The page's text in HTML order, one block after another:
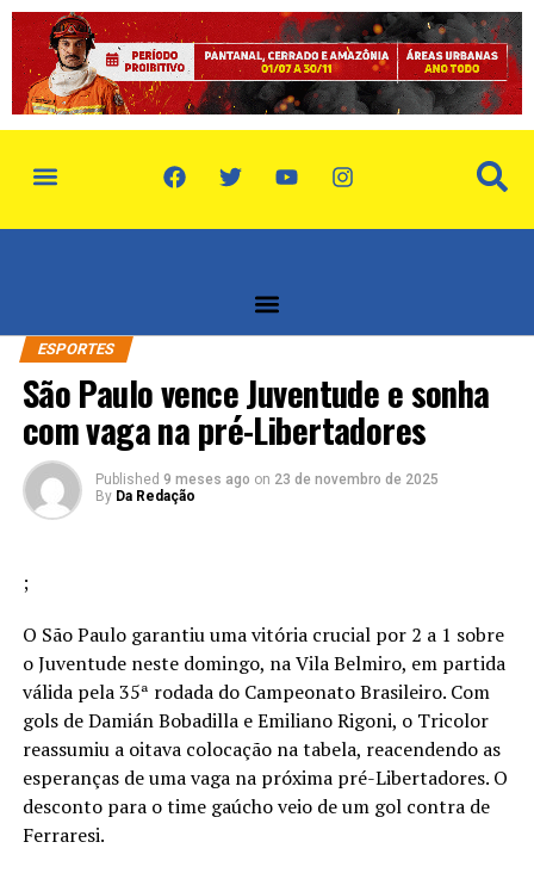
ESPORTES
São Paulo vence Juventude e sonha
com vaga na pré-Libertadores
Published 9 meses ago on 23 de novembro de 2025
By Da Redação
;
O São Paulo garantiu uma vitória crucial por 2 a 1 sobre
o Juventude neste domingo, na Vila Belmiro, em partida
válida pela 35ª rodada do Campeonato Brasileiro. Com
gols de Damián Bobadilla e Emiliano Rigoni, o Tricolor
reassumiu a oitava colocação na tabela, reacendendo as
esperanças de uma vaga na próxima pré-Libertadores. O
desconto para o time gaúcho veio de um gol contra de
Ferraresi.